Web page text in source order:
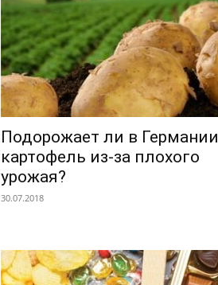
Подорожает ли в Германии
картофель из-за плохого
урожая?
30.07.2018